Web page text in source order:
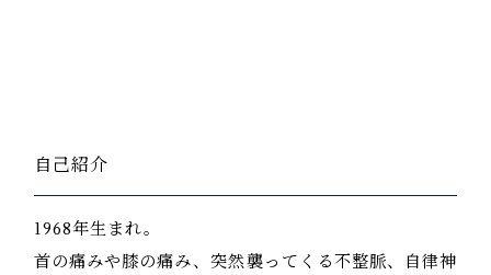
自己紹介
1968年生まれ。
首の痛みや膝の痛み、突然襲ってくる不整脈、自律神